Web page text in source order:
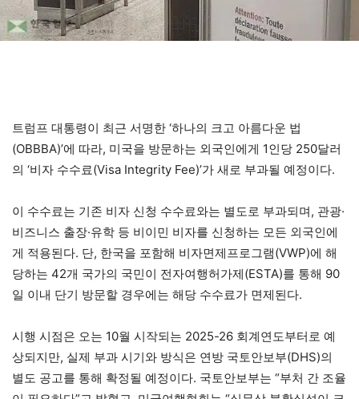
트럼프 대통령이 최근 서명한 ‘하나의 크고 아름다운 법
(OBBBA)’에 따라, 미국을 방문하는 외국인에게 1인당 250달러
의 ‘비자 수수료(Visa Integrity Fee)’가 새로 부과될 예정이다.
이 수수료는 기존 비자 신청 수수료와는 별도로 부과되며, 관광·
비즈니스 출장·유학 등 비이민 비자를 신청하는 모든 외국인에
게 적용된다. 단, 한국을 포함해 비자면제프로그램(VWP)에 해
당하는 42개 국가의 국민이 전자여행허가제(ESTA)를 통해 90
일 이내 단기 방문할 경우에는 해당 수수료가 면제된다.
시행 시점은 오는 10월 시작되는 2025-26 회계연도부터로 예
상되지만, 실제 부과 시기와 방식은 연방 국토안보부(DHS)의
별도 공고를 통해 확정될 예정이다. 국토안보부는 “부처 간 조율